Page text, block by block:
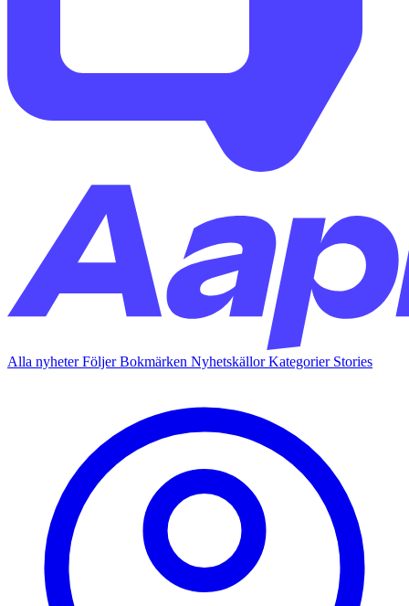
Alla nyheterFöljerBokmärken NyhetskällorKategorier Stories